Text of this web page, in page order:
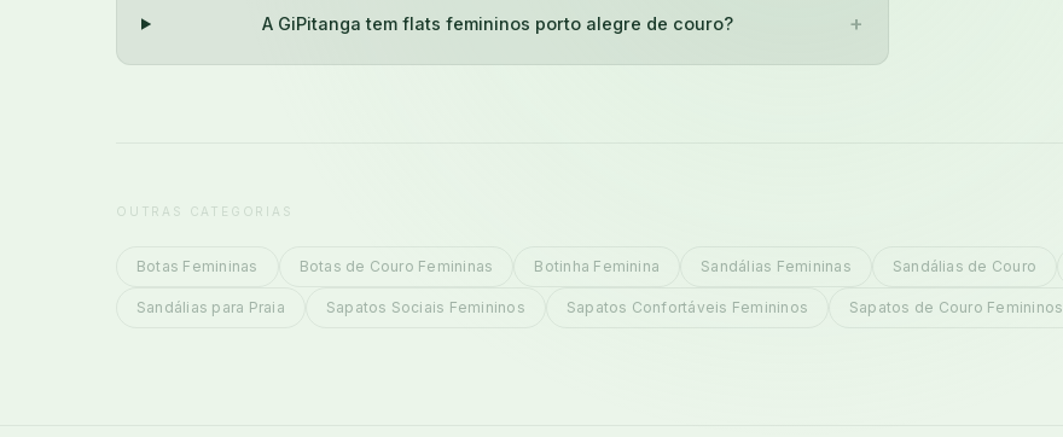
A GiPitanga tem flats femininos porto alegre de couro? +
OUTRAS CATEGORIAS
Botas Femininas Botas de Couro Femininas Botinha Feminina Sandálias Femininas Sandálias de Couro
Sandálias para Praia Sapatos Sociais Femininos Sapatos Confortáveis Femininos Sapatos de Couro Femininos